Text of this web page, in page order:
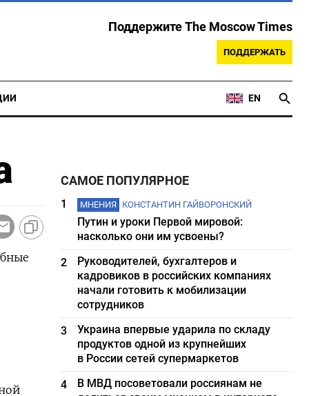
Поддержите The Moscow Times
ПОДДЕРЖАТЬ
EN
САМОЕ ПОПУЛЯРНОЕ
1 МНЕНИЯ КОНСТАНТИН ГАЙВОРОНСКИЙ
Путин и уроки Первой мировой:
насколько они им усвоены?
2
Руководителей, бухгалтеров и
кадровиков в российских компаниях
начали готовить к мобилизации
сотрудников
3
Украина впервые ударила по складу
продуктов одной из крупнейших
в России сетей супермаркетов
4
В МВД посоветовали россиянам не